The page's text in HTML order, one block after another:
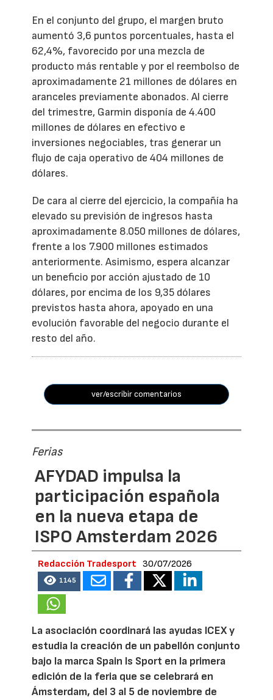
En el conjunto del grupo, el margen bruto
aumentó 3,6 puntos porcentuales, hasta el
62,4%, favorecido por una mezcla de
producto más rentable y por el reembolso de
aproximadamente 21 millones de dólares en
aranceles previamente abonados. Al cierre
del trimestre, Garmin disponía de 4.400
millones de dólares en efectivo e
inversiones negociables, tras generar un
flujo de caja operativo de 404 millones de
dólares.
De cara al cierre del ejercicio, la compañía ha
elevado su previsión de ingresos hasta
aproximadamente 8.050 millones de dólares,
frente a los 7.900 millones estimados
anteriormente. Asimismo, espera alcanzar
un beneficio por acción ajustado de 10
dólares, por encima de los 9,35 dólares
previstos hasta ahora, apoyado en una
evolución favorable del negocio durante el
resto del año.
ver/escribir comentarios
Ferias
AFYDAD impulsa la
participación española
en la nueva etapa de
ISPO Amsterdam 2026
Redacción Tradesport 30/07/2026
1145
La asociación coordinará las ayudas ICEX y
estudia la creación de un pabellón conjunto
bajo la marca Spain Is Sport en la primera
edición de la feria que se celebrará en
Ámsterdam, del 3 al 5 de noviembre de